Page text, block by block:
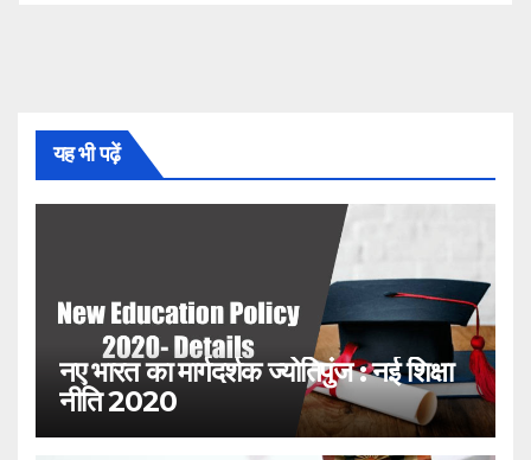
यह भी पढ़ें
नए भारत का मार्गदर्शक ज्योतिपुंज : नई शिक्षा
नीति 2020